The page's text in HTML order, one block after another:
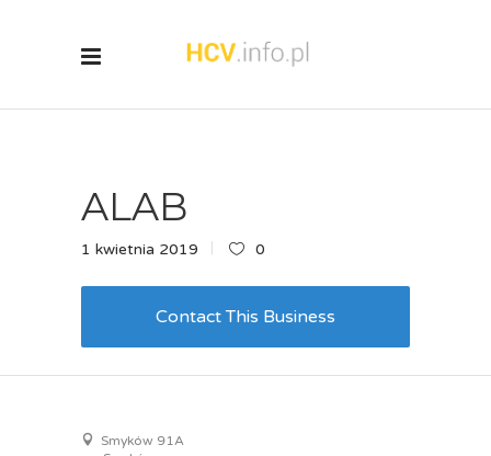
ALAB
1 kwietnia 2019 0
Contact This Business
Smyków 91A